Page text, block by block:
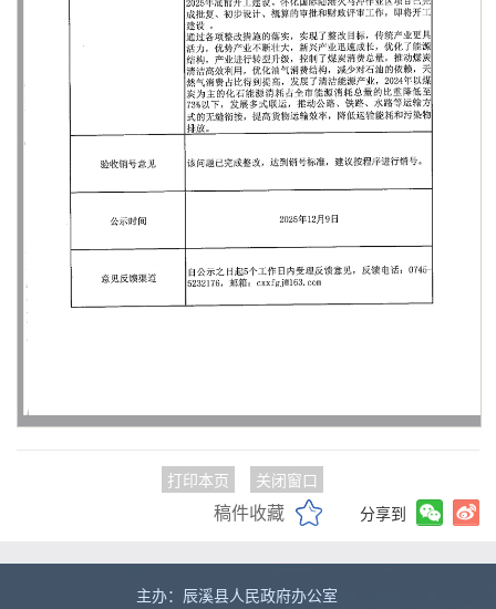
打印本页 关闭窗口
稿件收藏 分享到
主办：辰溪县人民政府办公室